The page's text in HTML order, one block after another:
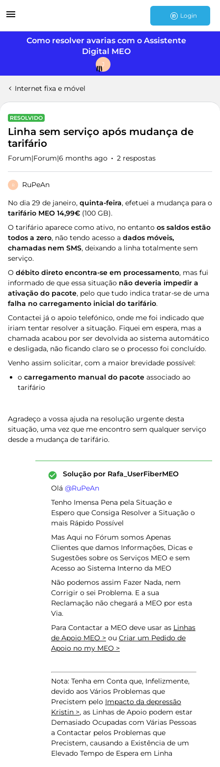
Login
Como resolver avarias com o Assistente
Digital MEO
J
Internet fixa e móvel
RESOLVIDO
Linha sem serviço após mudança de
tarifário
Forum|Forum|6 months ago 2 respostas
R RuPeAn
No dia 29 de janeiro, quinta-feira, efetuei a mudança para o
tarifário MEO 14,99€ (100 GB).
O tarifário aparece como ativo, no entanto os saldos estão
todos a zero, não tendo acesso a dados móveis,
chamadas nem SMS, deixando a linha totalmente sem
serviço.
O débito direto encontra-se em processamento, mas fui
informado de que essa situação não deveria impedir a
ativação do pacote, pelo que tudo indica tratar-se de uma
falha no carregamento inicial do tarifário.
Contactei já o apoio telefónico, onde me foi indicado que
iriam tentar resolver a situação. Fiquei em espera, mas a
chamada acabou por ser devolvida ao sistema automático
e desligada, não ficando claro se o processo foi concluído.
Venho assim solicitar, com a maior brevidade possível:
o carregamento manual do pacote associado ao
tarifário
Agradeço a vossa ajuda na resolução urgente desta
situação, uma vez que me encontro sem qualquer serviço
desde a mudança de tarifário.
Solução por Rafa_UserFiberMEO
Olá ​ @RuPeAn
Tenho Imensa Pena pela Situação e
Espero que Consiga Resolver a Situação o
mais Rápido Possível
Mas Aqui no Fórum somos Apenas
Clientes que damos Informações, Dicas e
Sugestões sobre os Serviços MEO e sem
Acesso ao Sistema Interno da MEO
Não podemos assim Fazer Nada, nem
Corrigir o sei Problema. E a sua
Reclamação não chegará a MEO por esta
Via.
Para Contactar a MEO deve usar as Linhas
de Apoio MEO > ou Criar um Pedido de
Apoio no my MEO >
Nota: Tenha em Conta que, Infelizmente,
devido aos Vários Problemas que
Precistem pelo Impacto da depressão
Kristin >, as Linhas de Apoio podem estar
Demasiado Ocupadas com Várias Pessoas
a Contactar pelos Problemas que
Precistem, causando a Existência de um
Elevado Tempo de Espera em Linha